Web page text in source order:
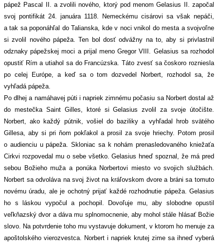
pápež Pascal II. a zvolili nového, ktorý pod menom Gelasius II. započal
svoj pontifikát 24. januára 1118. Nemeckému cisárovi sa však nepáči,
a tak sa poponáhľal do Talianska, kde v noci vnikol do mesta a svojvoľne
si zvolil nového pápeža. Ten bol dosť odvážny na to, aby si privlastnil
odznaky pápežskej moci a prijal meno Gregor VIII. Gelasius sa rozhodol
opustiť Rím a utiahol sa do Francúzska. Táto zvesť sa čoskoro rozniesla
po celej Európe, a keď sa o tom dozvedel Norbert, rozhodol sa, že
vyhľadá pápeža.
Po dlhej a namáhavej púti i napriek zimnému počasiu sa Norbert dostal až
do mestečka Saint Gilles, ktoré si Gelasius zvolil za svoje útočište.
Norbert, ako každý pútnik, vošiel do baziliky a vyhľadal hrob svätého
Gillesa, aby si pri ňom pokľakol a prosil za svoje hriechy. Potom prosil
o audienciu u pápeža. Skloniac sa k nohám prenasledovaného kniežaťa
Cirkvi rozpovedal mu o sebe všetko. Gelasius hneď spoznal, že má pred
sebou Božieho muža a ponúka Norbertovi miesto vo svojich službách.
Norbert sa odvoláva na svoj život na kráľovskom dvore a bráni sa tomuto
novému úradu, ale je ochotný prijať každé rozhodnutie pápeža. Gelasius
ho s láskou vypočul a pochopil. Dovoľuje mu, aby slobodne opustil
veľkňazský dvor a dáva mu splnomocnenie, aby mohol stále hlásať Božie
slovo. Na potvrdenie toho mu vystavuje dokument, v ktorom ho menuje za
apoštolského vierozvestca. Norbert i napriek krutej zime sa ihneď vyberá